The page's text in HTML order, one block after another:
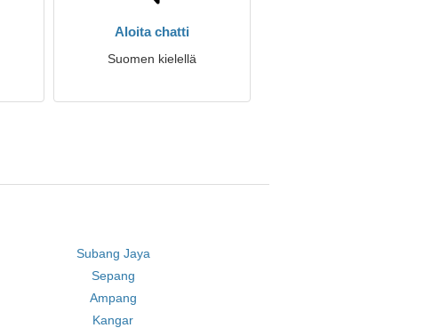
Aloita chatti
Suomen kielellä
Subang Jaya
Sepang
Ampang
Kangar